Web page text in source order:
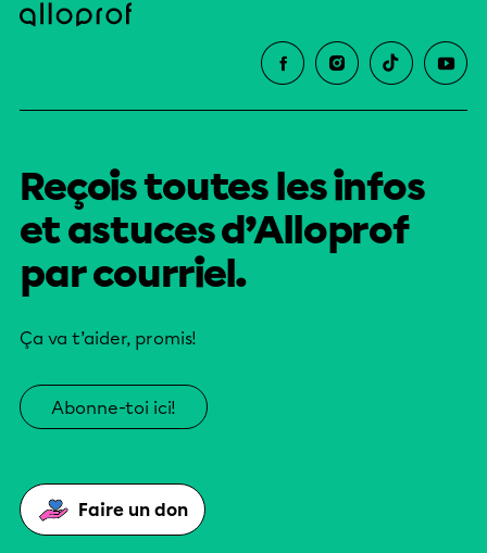
Reçois toutes les infos
et astuces d’Alloprof
par courriel.
Ça va t’aider, promis!
Abonne-toi ici!
Faire un don